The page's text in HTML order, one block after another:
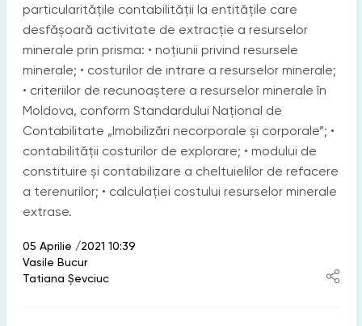
particularitățile contabilității la entitățile care
desfășoară activitate de extracție a resurselor
minerale prin prisma: • noțiunii privind resursele
minerale; • costurilor de intrare a resurselor minerale;
• criteriilor de recunoaștere a resurselor minerale în
Moldova, conform Standardului Național de
Contabilitate „Imobilizări necorporale și corporale”; •
contabilității costurilor de explorare; • modului de
constituire și contabilizare a cheltuielilor de refacere
a terenurilor; • calculației costului resurselor minerale
extrase.
05 Aprilie /2021 10:39
Vasile Bucur
Tatiana Șevciuc